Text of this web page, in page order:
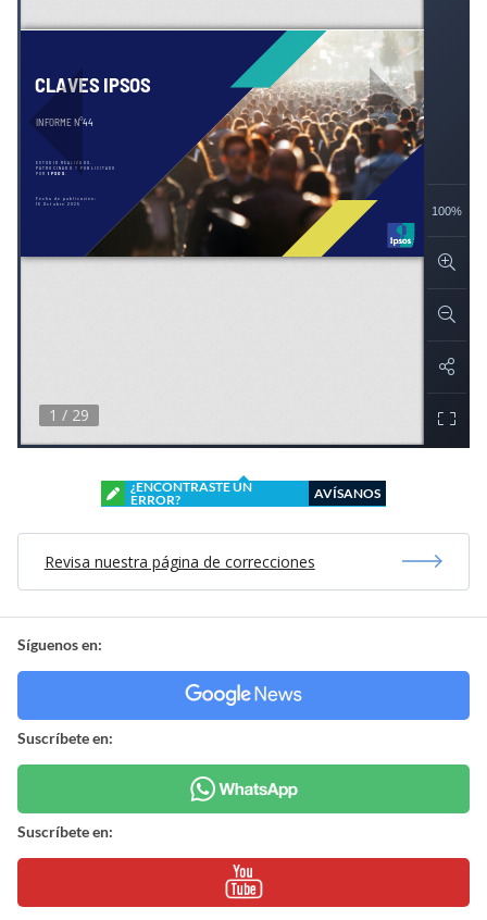
¿ENCONTRASTE UN
ERROR?
AVÍSANOS
Revisa nuestra página de correcciones
Síguenos en:
Suscríbete en:
Suscríbete en: